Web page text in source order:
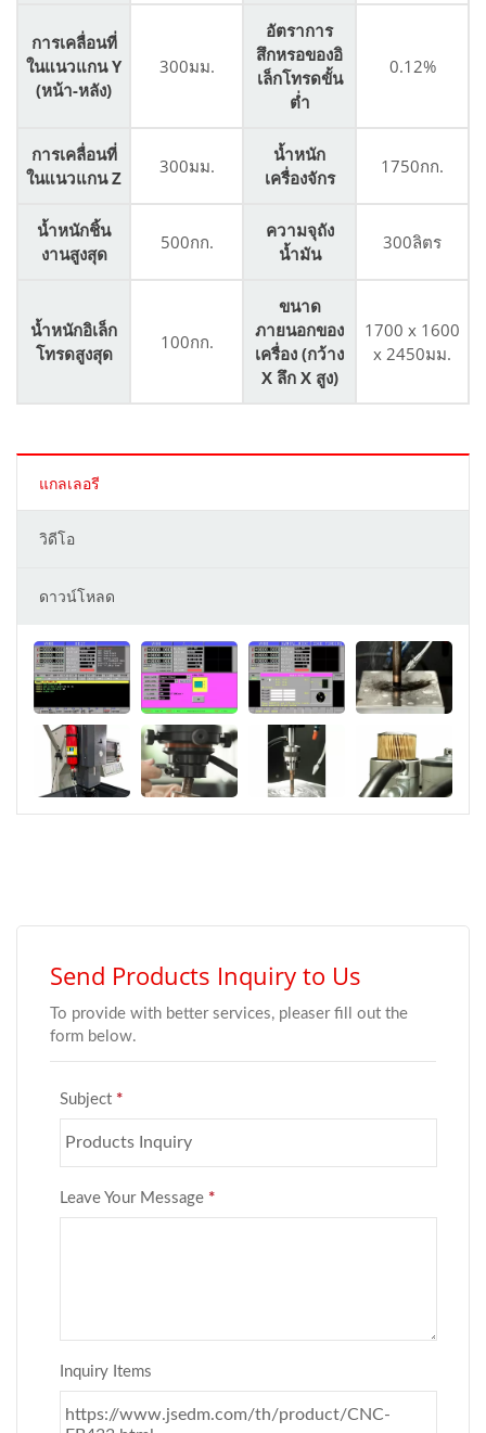
การเคลื่อนที่
ในแนวแกน Y
(หน้า-หลัง)
300มม.
อัตราการ
สึกหรอของอิ
เล็กโทรดขั้น
ต่ำ
0.12%
การเคลื่อนที่
ในแนวแกน Z
300มม.
น้ำหนัก
เครื่องจักร
1750กก.
น้ำหนักชิ้น
งานสูงสุด
500กก.
ความจุถัง
น้ำมัน
300ลิตร
น้ำหนักอิเล็ก
โทรดสูงสุด
100กก.
ขนาด
ภายนอกของ
เครื่อง (กว้าง
X ลึก X สูง)
1700 x 1600
x 2450มม.
แกลเลอรี
วิดีโอ
ดาวน์โหลด